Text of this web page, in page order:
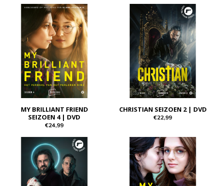
MY BRILLIANT FRIEND
SEIZOEN 4 | DVD
€24,99
CHRISTIAN SEIZOEN 2 | DVD
€22,99